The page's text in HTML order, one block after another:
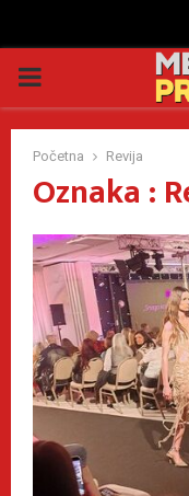
PRIMARY
MENU
Početna Revija
Oznaka :